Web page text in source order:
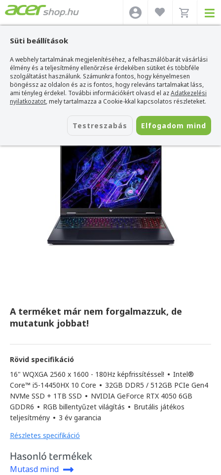
Süti beállítások
A webhely tartalmának megjelenítéséhez, a felhasználóbarát vásárlási
élmény és a teljesítmény ellenőrzése érdekében sütiket és többféle
szolgáltatást használunk. Számunkra fontos, hogy kényelmesen
böngéssz az oldalon és az is fontos, hogy releváns tartalmakat láss,
ami tényleg érdekel. További információkért olvasd el azAdatkezelési
nyilatkozatot, mely tartalmazza a Cookie-kkal kapcsolatos részleteket.
Testreszabás Elfogadom mind
Acer webshop>Acer laptop>Predator Helios >Acer Predator Helios Neo -
PHN16-72-55ZZ
Acer Predator Helios Neo - PHN16-72-
55ZZ
Azonosító: NH.QRGEU.002_SSD1T
A terméket már nem forgalmazzuk, de
mutatunk jobbat!
Rövid specifikáció
16" WQXGA 2560 x 1600 - 180Hz képfrissítéssel! • Intel®
Core™ i5-14450HX 10 Core • 32GB DDR5 / 512GB PCIe Gen4
NVMe SSD + 1TB SSD • NVIDIA GeForce RTX 4050 6GB
GDDR6 • RGB billentyűzet világítás • Brutális játékos
teljesítmény • 3 év garancia
Részletes specifikáció
Hasonló termékek
Mutasd mind